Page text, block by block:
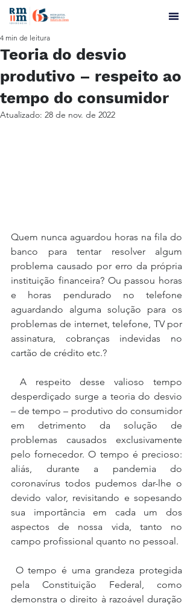
Teoria do desvio
produtivo – respeito ao
tempo do consumidor
4 min de leitura
Atualizado: 28 de nov. de 2022
Quem nunca aguardou horas na fila do
banco para tentar resolver algum
problema causado por erro da própria
instituição financeira? Ou passou horas
e horas pendurado no telefone
aguardando alguma solução para os
problemas de internet, telefone, TV por
assinatura, cobranças indevidas no
cartão de crédito etc.?
desperdiçado surge a teoria do desvio
– de tempo – produtivo do consumidor
em detrimento da solução de
problemas causados exclusivamente
pelo fornecedor. O tempo é precioso:
aliás, durante a pandemia do
coronavírus todos pudemos dar-lhe o
devido valor, revisitando e sopesando
sua importância em cada um dos
aspectos de nossa vida, tanto no
campo profissional quanto no pessoal.
pela Constituição Federal, como
demonstra o direito à razoável duração